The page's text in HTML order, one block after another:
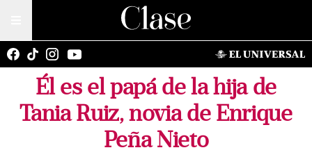
Él es el papá de la hija de
Tania Ruiz, novia de Enrique
Peña Nieto